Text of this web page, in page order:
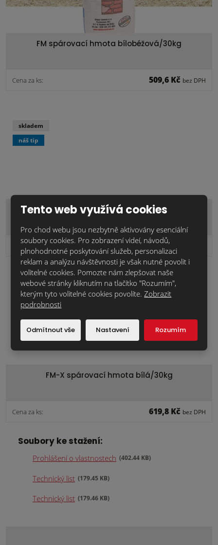
FM spárovací hmota bílobéžová/30kg
Cena za ks: 509,6 Kč bez DPH
FM spárovací hmota antracitová/30kg
Cena za ks: 448,2 Kč
skladem
náš tip
FM-X spárovací hmota bílá/30kg
Cena za ks: 619,8 Kč bez DPH
Soubory ke stažení:
Prohlášení o vlastnostech 402.44 KB
Technický list 179.45 KB
Technický list 179.46 KB
Tento web využívá cookies
Pro chod webu jsou nezbytně aktivovány esenciální
soubory cookies. Pro zobrazení videí, návodů,
plnohodnotné poskytování služeb, personalizaci
reklam a analýzu návštěvnosti je však nutné povolit i
volitelné cookies. Pomozte nám zlepšovat naše
webové stránky kliknutím na tlačítko "Rozumím",
kterým tyto volitelné cookies povolíte.Zobrazit
podrobnosti
Odmítnout vše Nastavení Rozumím